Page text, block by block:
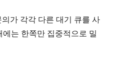
의가 각각 다른 대기 큐를 사
는 한쪽만 집중적으로 밀